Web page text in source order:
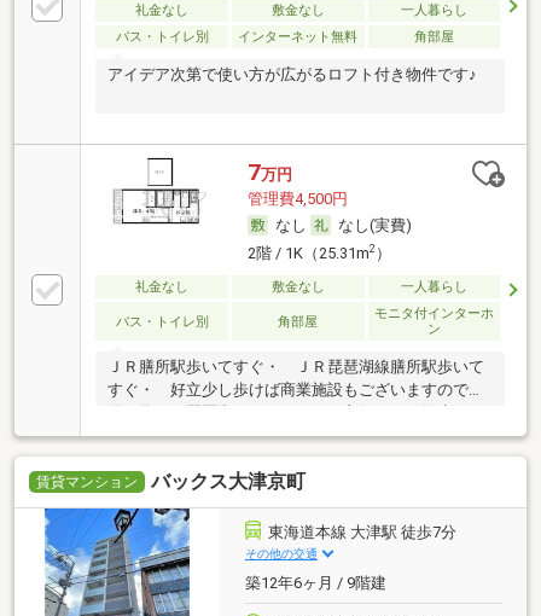
礼金なし 敷金なし
一人暮らし
バス・トイレ別
インターネット無料 角部屋
アイデア次第で使い方が広がるロフト付き物件です♪
7万円
管理費4,500円
なし
なし(実費)
2階 / 1K（25.31m2）
礼金なし 敷金なし 一人暮らし
バス・トイレ別 角部屋
モニタ付インターホ
ン
ＪＲ膳所駅歩いてすぐ・ ＪＲ琵琶湖線膳所駅歩いて
すぐ・ 好立少し歩けば商業施設もございますのでお
スもたくさんの過ごしやすい環境が整っています・
少しでも気になる方はお気軽にアパマンショップ山科
までお問合せ下さいま
賃貸マンション バックス大津京町
東海道本線 大津駅 徒歩7分
その他の交通
築12年6ヶ月 / 9階建